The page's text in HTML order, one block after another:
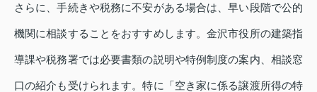
さらに、手続きや税務に不安がある場合は、早い段階で公的
機関に相談することをおすすめします。金沢市役所の建築指
導課や税務署では必要書類の説明や特例制度の案内、相談窓
口の紹介も受けられます。特に「空き家に係る譲渡所得の特